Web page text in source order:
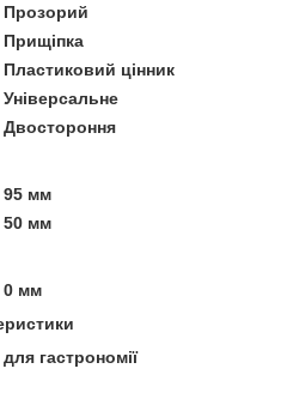
Прозорий
Прищіпка
Пластиковий цінник
Універсальне
Двостороння
95 мм
50 мм
0 мм
для гастрономії